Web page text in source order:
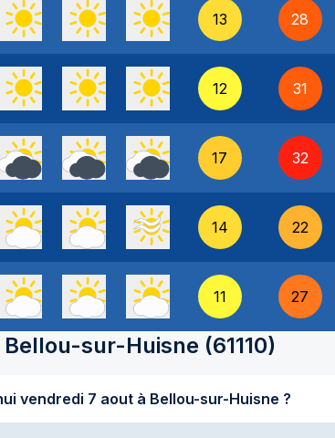
13 28
12 31
17 32
14 22
11 27
Bellou-sur-Huisne (61110)
Quel temps fait-il aujourd'hui vendredi 7 aout à Bellou-sur-Huisne ?